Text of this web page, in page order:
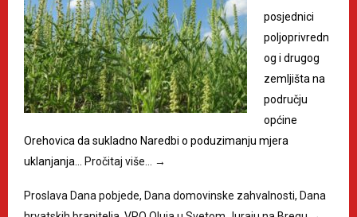
posjednici
poljoprivredn
og i drugog
zemljišta na
području
općine
Orehovica da sukladno Naredbi o poduzimanju mjera
uklanjanja… Pročitaj više… →
Proslava Dana pobjede, Dana domovinske zahvalnosti, Dana